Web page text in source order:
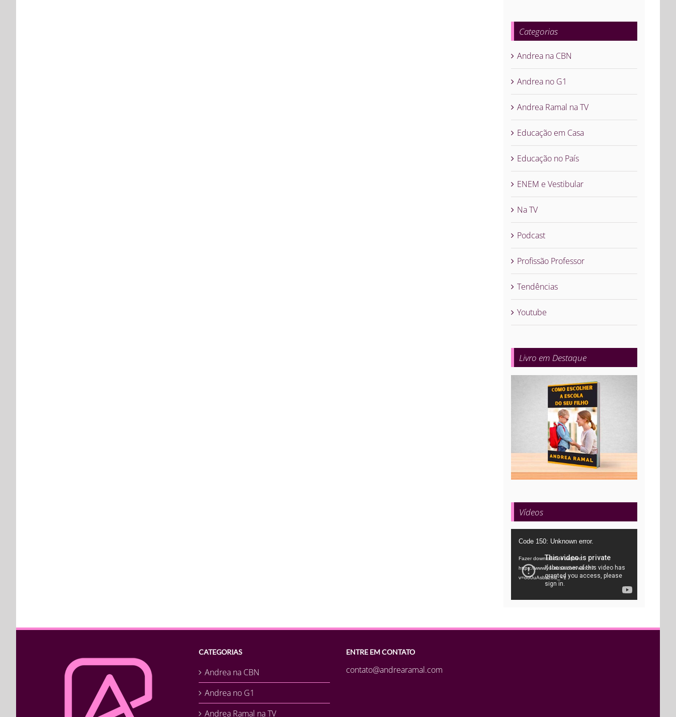
Categorias
Andrea na CBN
Andrea no G1
Andrea Ramal na TV
Educação em Casa
Educação no País
ENEM e Vestibular
Na TV
Podcast
Profissão Professor
Tendências
Youtube
Livro em Destaque
Vídeos
Tocador
vídeo
Code 150: Unknown error.
Fazer download do arquivo:
https://www.youtube.com/watch?
v=oo0uAsbti28&_=1
CATEGORIAS
Andrea na CBN
Andrea no G1
Andrea Ramal na TV
ENTRE EM CONTATO
contato@andrearamal.com